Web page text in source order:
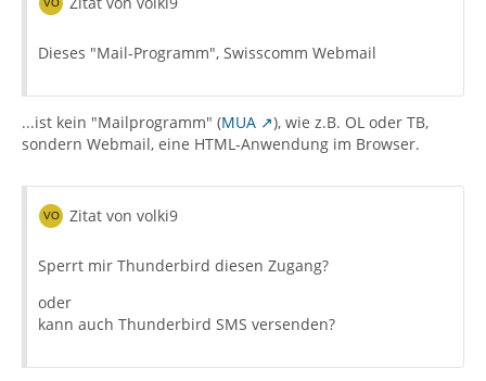
Dieses "Mail-Programm", Swisscomm Webmail
...ist kein "Mailprogramm" (MUA
), wie z.B. OL oder TB,
sondern Webmail, eine HTML-Anwendung im Browser.
Zitat von volki9
Sperrt mir Thunderbird diesen Zugang?
oder
kann auch Thunderbird SMS versenden?